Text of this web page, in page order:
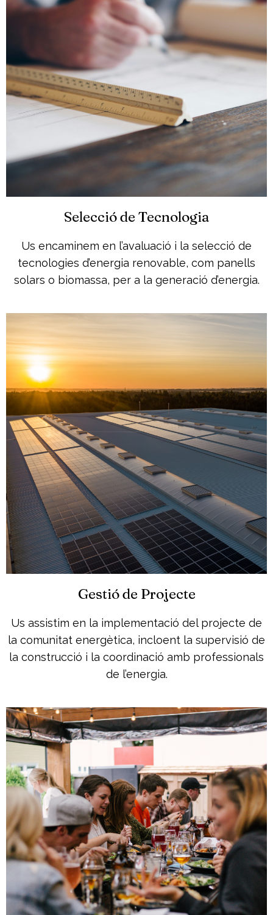
Selecció de Tecnologia
Us encaminem en l’avaluació i la selecció de
tecnologies d’energia renovable, com panells
solars o biomassa, per a la generació d’energia.
Gestió de Projecte
Us assistim en la implementació del projecte de
la comunitat energètica, incloent la supervisió de
la construcció i la coordinació amb professionals
de l’energia.